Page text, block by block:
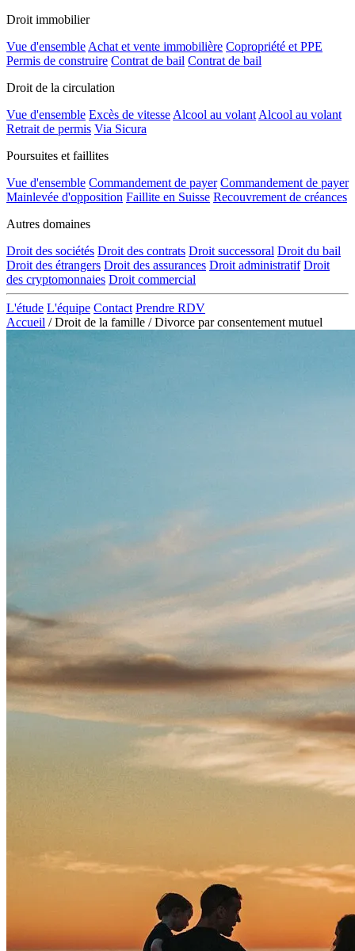
Droit immobilier
Vue d'ensemble Achat et vente immobilière Copropriété et PPE
Permis de construire Contrat de bail Contrat de bail
Droit de la circulation
Vue d'ensemble Excès de vitesse Alcool au volant Alcool au volant
Retrait de permis Via Sicura
Poursuites et faillites
Vue d'ensemble Commandement de payer Commandement de payer
Mainlevée d'opposition Faillite en Suisse Recouvrement de créances
Autres domaines
Droit des sociétés Droit des contrats Droit successoral Droit du bail
Droit des étrangers Droit des assurances Droit administratif Droit
des cryptomonnaies Droit commercial
L'étude L'équipe Contact Prendre RDV
Accueil / Droit de la famille / Divorce par consentement mutuel